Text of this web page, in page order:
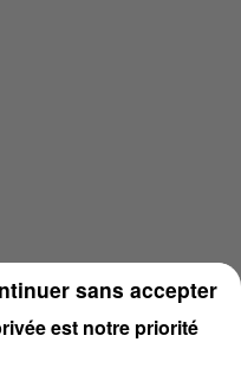
est notre priorité
sans accepter